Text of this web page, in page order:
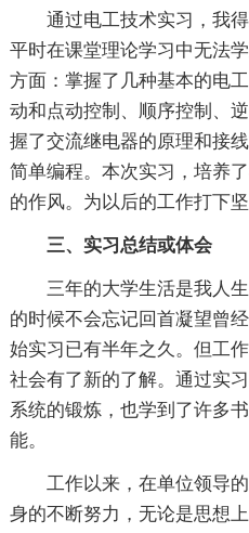
通过电工技术实习，我
平时在课堂理论学习中无法
方面：掌握了几种基本的电
动和点动控制、顺序控制、
握了交流继电器的原理和接
简单编程。本次实习，培养
的作风。为以后的工作打下坚
三、实习总结或体会
三年的大学生活是我人
的时候不会忘记回首凝望曾
始实习已有半年之久。但工
社会有了新的了解。通过实
系统的锻炼，也学到了许多
能。
工作以来，在单位领导
身的不断努力，无论是思想